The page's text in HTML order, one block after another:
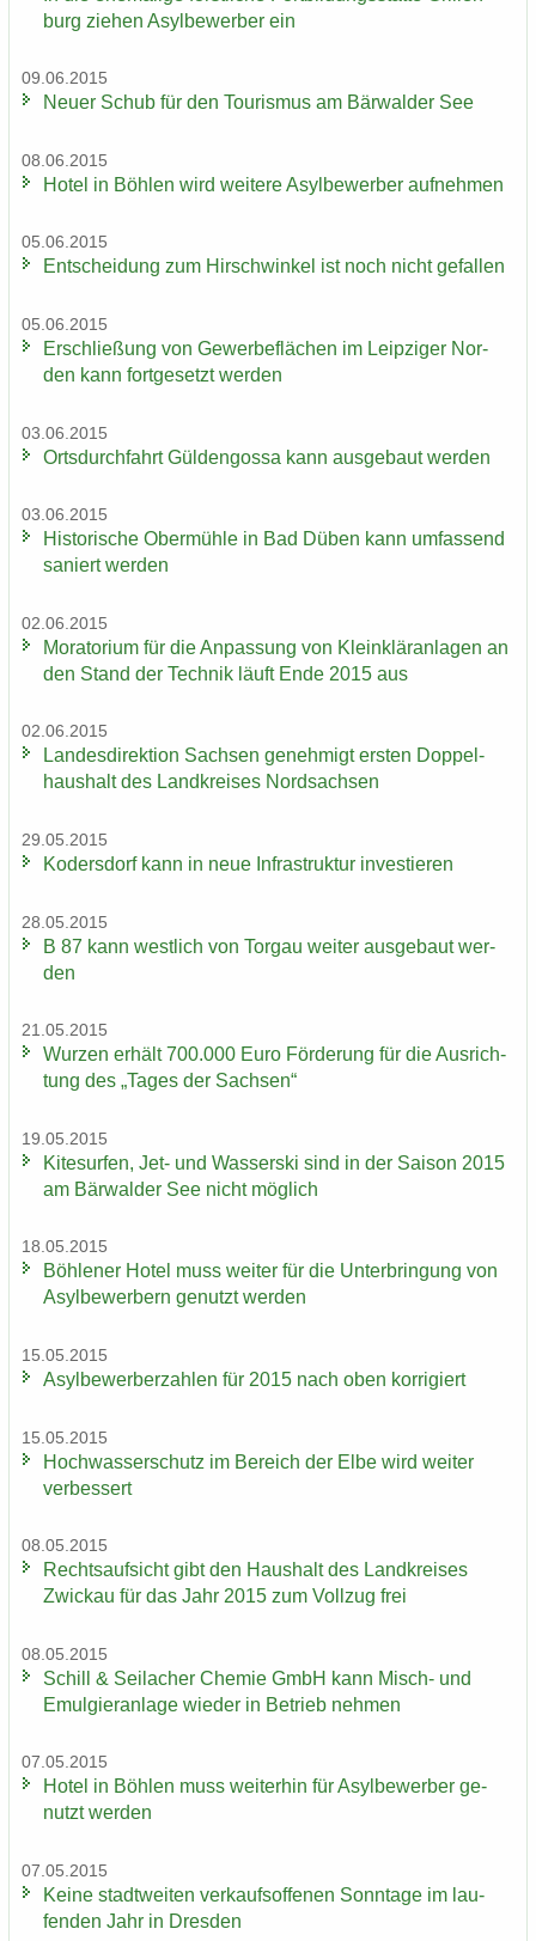
burg zie­hen Asyl­be­wer­ber ein
09.06.2015
Neuer Schub für den Tou­ris­mus am Bär­wal­der See
08.06.2015
Hotel in Böh­len wird wei­te­re Asyl­be­wer­ber auf­neh­men
05.06.2015
Ent­schei­dung zum Hirsch­win­kel ist noch nicht ge­fal­len
05.06.2015
Er­schlie­ßung von Ge­wer­be­flä­chen im Leip­zi­ger Nor­
den kann fort­ge­setzt wer­den
03.06.2015
Orts­durch­fahrt Gül­den­gos­sa kann aus­ge­baut wer­den
03.06.2015
His­to­ri­sche Ober­müh­le in Bad Düben kann um­fas­send
sa­niert wer­den
02.06.2015
Mo­ra­to­ri­um für die An­pas­sung von Klein­klär­an­la­gen an
den Stand der Tech­nik läuft Ende 2015 aus
02.06.2015
Lan­des­di­rek­ti­on Sach­sen ge­neh­migt ers­ten Dop­pel­
haus­halt des Land­krei­ses Nord­sach­sen
29.05.2015
Ko­ders­dorf kann in neue In­fra­struk­tur in­ves­tie­ren
28.05.2015
B 87 kann west­lich von Tor­gau wei­ter aus­ge­baut wer­
den
21.05.2015
Wur­zen er­hält 700.000 Euro För­de­rung für die Aus­rich­
tung des „Tages der Sach­sen“
19.05.2015
Ki­te­sur­fen, Jet- und Was­ser­ski sind in der Sai­son 2015
am Bär­wal­der See nicht mög­lich
18.05.2015
Böh­le­ner Hotel muss wei­ter für die Un­ter­brin­gung von
Asyl­be­wer­bern ge­nutzt wer­den
15.05.2015
Asyl­be­wer­ber­zah­len für 2015 nach oben kor­ri­giert
15.05.2015
Hoch­was­ser­schutz im Be­reich der Elbe wird wei­ter
ver­bes­sert
08.05.2015
Rechts­auf­sicht gibt den Haus­halt des Land­krei­ses
Zwi­ckau für das Jahr 2015 zum Voll­zug frei
08.05.2015
Schill & Seil­a­cher Che­mie GmbH kann Misch-​ und
Emul­gier­an­la­ge wie­der in Be­trieb neh­men
07.05.2015
Hotel in Böh­len muss wei­ter­hin für Asyl­be­wer­ber ge­
nutzt wer­den
07.05.2015
Keine stadt­wei­ten ver­kaufs­of­fe­nen Sonn­ta­ge im lau­
fen­den Jahr in Dres­den